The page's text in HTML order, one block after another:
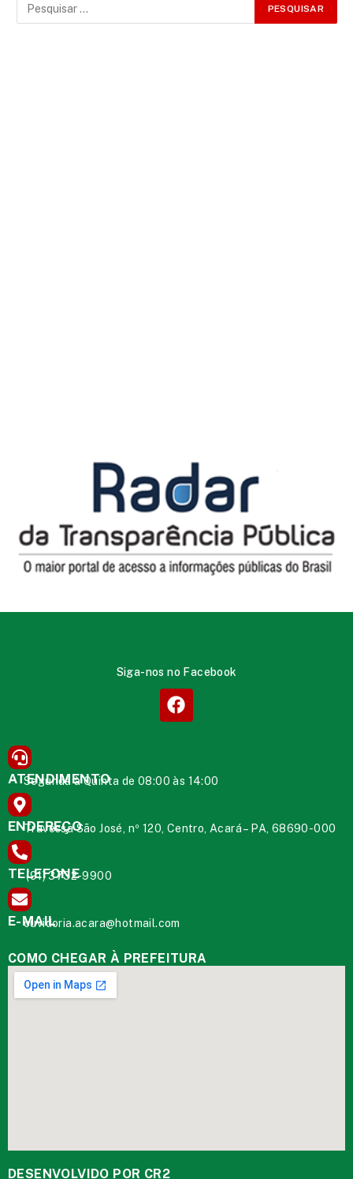
Siga-nos no Facebook
ATENDIMENTO
Segunda à Quinta de 08:00 às 14:00
ENDEREÇO
Travessa São José, nº 120, Centro, Acará – PA, 68690-000
TELEFONE
(91) 3732-9900
E-MAIL
ouvidoria.acara@hotmail.com
COMO CHEGAR À PREFEITURA
DESENVOLVIDO POR CR2